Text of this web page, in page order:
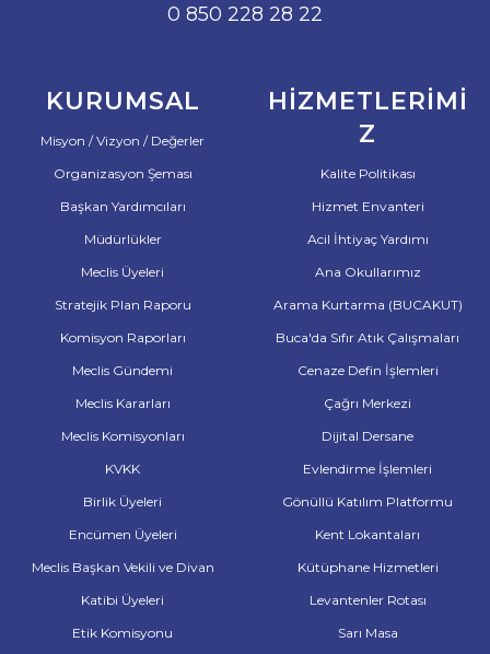
0 850 228 28 22
KURUMSAL
Misyon / Vizyon / Değerler
Organizasyon Şeması
Başkan Yardımcıları
Müdürlükler
Meclis Üyeleri
Stratejik Plan Raporu
Komisyon Raporları
Meclis Gündemi
Meclis Kararları
Meclis Komisyonları
KVKK
Birlik Üyeleri
Encümen Üyeleri
Meclis Başkan Vekili ve Divan
Katibi Üyeleri
Etik Komisyonu
HIZMETLERIMI
Z
Kalite Politikası
Hizmet Envanteri
Acil İhtiyaç Yardımı
Ana Okullarımız
Arama Kurtarma (BUCAKUT)
Buca'da Sıfır Atık Çalışmaları
Cenaze Defin İşlemleri
Çağrı Merkezi
Dijital Dersane
Evlendirme İşlemleri
Gönüllü Katılım Platformu
Kent Lokantaları
Kütüphane Hizmetleri
Levantenler Rotası
Sarı Masa